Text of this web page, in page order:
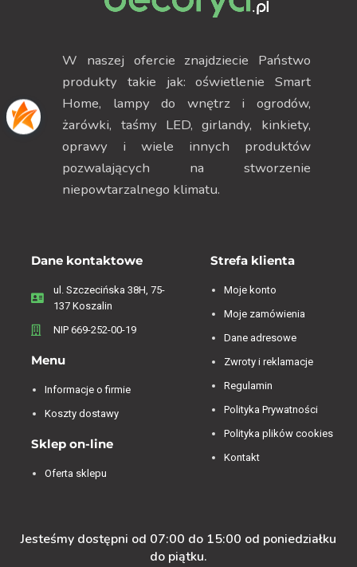
W naszej ofercie znajdziecie Państwo
produkty takie jak: oświetlenie Smart
Home, lampy do wnętrz i ogrodów,
żarówki, taśmy LED, girlandy, kinkiety,
oprawy i wiele innych produktów
pozwalających na stworzenie
niepowtarzalnego klimatu.
Dane kontaktowe
ul. Szczecińska 38H, 75-
137 Koszalin
NIP 669-252-00-19
Menu
Informacje o firmie
Koszty dostawy
Sklep on-line
Oferta sklepu
Strefa klienta
Moje konto
Moje zamówienia
Dane adresowe
Zwroty i reklamacje
Regulamin
Polityka Prywatności
Polityka plików cookies
Kontakt
Jesteśmy dostępni od 07:00 do 15:00 od poniedziałku
do piątku.